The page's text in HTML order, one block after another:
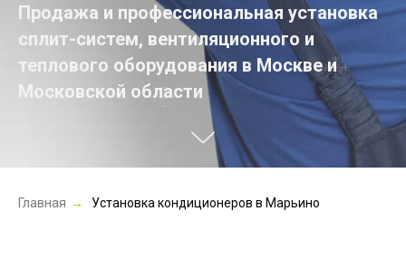
Продажа и профессиональная установка
сплит-систем, вентиляционного и
теплового оборудования в Москве и
Московской области
Главная → Установка кондиционеров в Марьино